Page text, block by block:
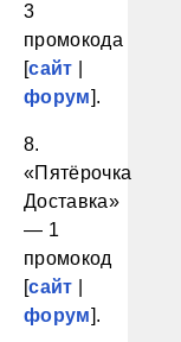
3
промокода
[сайт
форум].
8.
«Пятёрочка
Доставка»
— 1
промокод
[сайт
форум].